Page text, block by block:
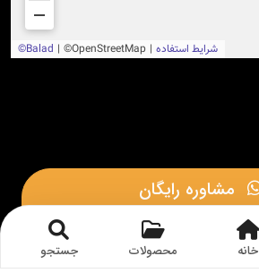
خانه محصولات جستجو
مشاوره رایگان